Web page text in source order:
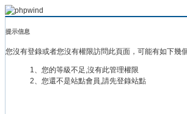
提示信息
您沒有登錄或者您沒有權限訪問此頁面，可能有如下幾
1、您的等級不足,沒有此管理權限
2、您還不是站點會員,請先登錄站點